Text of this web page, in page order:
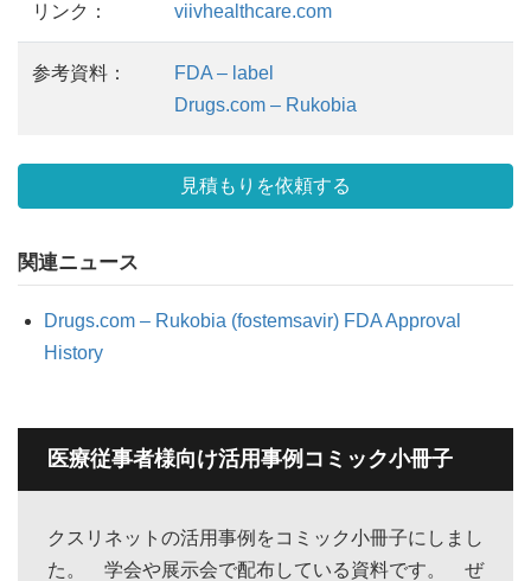
リンク： viivhealthcare.com
参考資料：
FDA – label
Drugs.com – Rukobia
見積もりを依頼する
関連ニュース
Drugs.com – Rukobia (fostemsavir) FDA Approval
History
医療従事者様向け活用事例コミック小冊子
クスリネットの活用事例をコミック小冊子にしまし
た。 学会や展示会で配布している資料です。 ぜ